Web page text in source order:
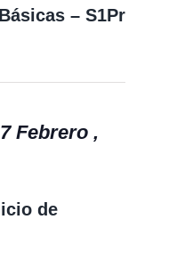
– S1Pr
de
Febrero ,